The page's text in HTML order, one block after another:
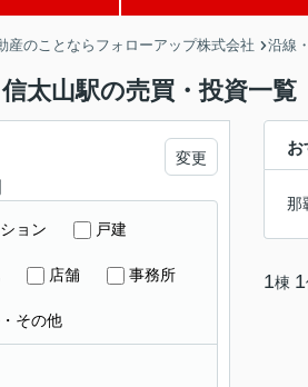
産のことならフォローアップ株式会社 沿線
太山駅の売買・投資一覧
お
那
1棟 1
変更
ョン 戸建
店舗 事務所
その他